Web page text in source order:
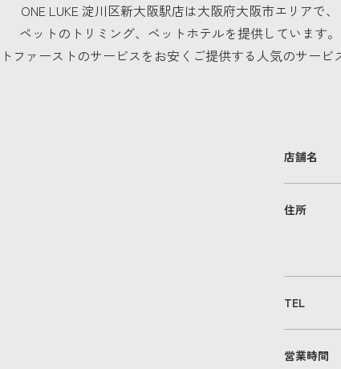
ONE LUKE 淀川区新大阪駅店は大阪府大阪市エリアで、
ペットのトリミング、ペットホテルを提供しています。
ファーストのサービスをお安くご提供する人気のサービ
店舗名
住所
TEL
営業時間